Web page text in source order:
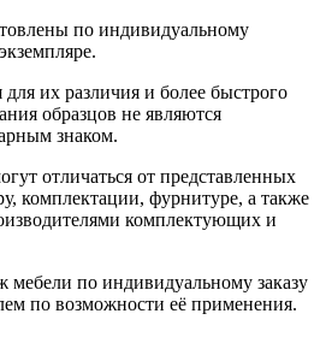
по индивидуальному
их различия и более быстрого
образцов не являются
знаком.
отличаться от представленных
комплектации, фурнитуре, а также
комплектующих и
по индивидуальному заказу
по возможности её применения.